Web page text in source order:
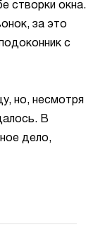
створки окна.
за это
с
но, несмотря
В
дело,